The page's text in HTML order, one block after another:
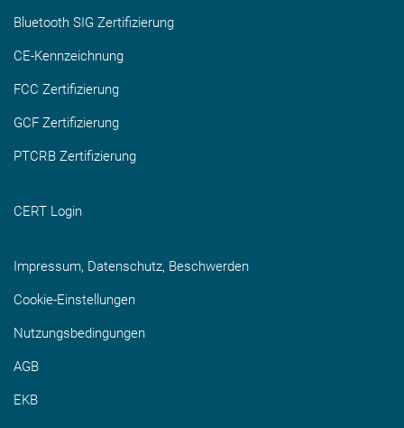
Bluetooth SIG Zertifizierung
CE-Kennzeichnung
FCC Zertifizierung
GCF Zertifizierung
PTCRB Zertifizierung
CERT Login
Impressum, Datenschutz, Beschwerden
Cookie-Einstellungen
Nutzungsbedingungen
AGB
EKB